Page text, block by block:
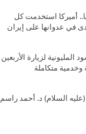
أميركا استخدمت كل
في عدوانها على إيران
المليونية لزيارة الأربعين
متكاملة
السلام) د. أحمد راسم